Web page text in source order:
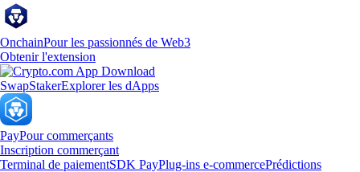
OnchainPour les passionnés de Web3
Obtenir l'extension
SwapStakerExplorer les dApps
PayPour commerçants
Inscription commerçant
Terminal de paiementSDK PayPlug-ins e-commercePrédictions